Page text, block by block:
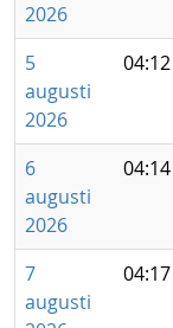
2026
5
augusti
2026
04:12
6
augusti
2026
04:14
7
augusti
04:17